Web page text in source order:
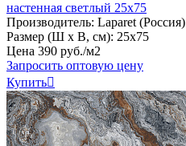
настенная светлый 25х75
Производитель: Laparet (Россия)
Размер (Ш х В, см): 25х75
Цена 390 руб./м2
Запросить оптовую цену
Купить